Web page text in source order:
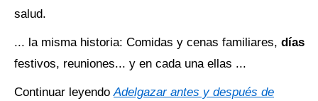
salud.
... la misma historia: Comidas y cenas familiares, días
festivos, reuniones... y en cada una ellas ...
Continuar leyendo Adelgazar antes y después de